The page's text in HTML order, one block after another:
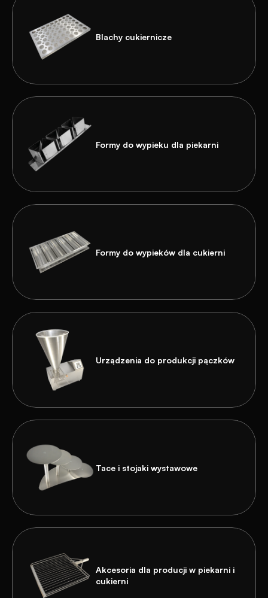
Blachy cukiernicze
Formy do wypieku dla piekarni
Formy do wypieków dla cukierni
Urządzenia do produkcji pączków
Tace i stojaki wystawowe
Akcesoria dla producji w piekarni i
cukierni